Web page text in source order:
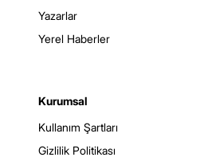
Yazarlar
Yerel Haberler
Kurumsal
Kullanım Şartları
Gizlilik Politikası